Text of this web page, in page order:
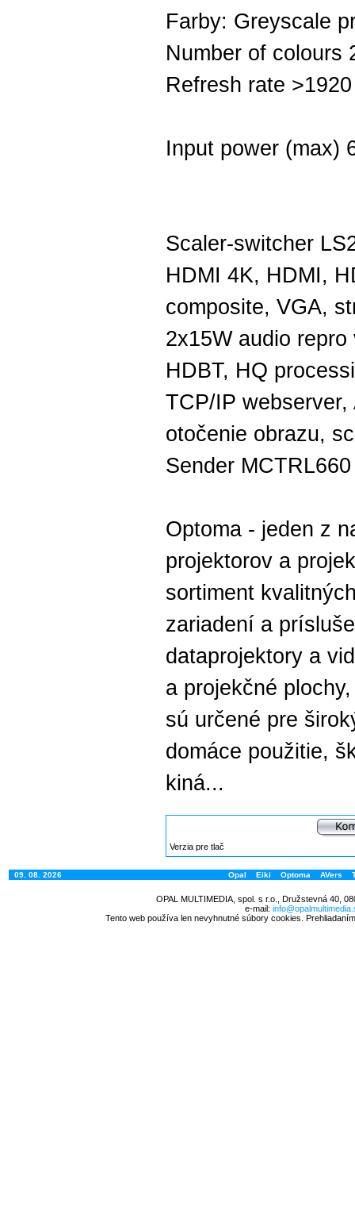
Farby: Greyscale
Number of colours
Refresh rate
Input power (max)
Scaler-switcher
HDMI 4K, HDMI,
composite, VGA,
2x15W audio
HDBT, HQ
TCP/IP
otočenie obrazu,
Sender MCTRL660
Optoma - jeden z
projektorov a
sortiment
zariadení a
dataprojektory a
a projekčné
sú určené pre
domáce použitie,
kiná...
Verzia pre tlač
09. 08. 2026 Opal Eiki Optoma AVers
OPAL MULTIMEDIA, spol. s r.o., Družstevná 40,
e-mail:
Tento web používa len nevyhnutné súbory cookies.